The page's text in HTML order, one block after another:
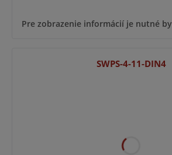
Pre zobrazenie informácií je nutné
SWPS-4-11-DIN4